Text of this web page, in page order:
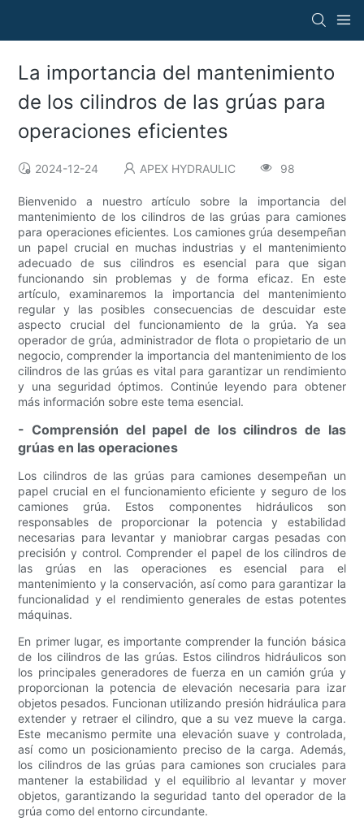
La importancia del mantenimiento
de los cilindros de las grúas para
operaciones eficientes
2024-12-24 APEX HYDRAULIC 98
Bienvenido a nuestro artículo sobre la importancia del
mantenimiento de los cilindros de las grúas para camiones
para operaciones eficientes. Los camiones grúa desempeñan
un papel crucial en muchas industrias y el mantenimiento
adecuado de sus cilindros es esencial para que sigan
funcionando sin problemas y de forma eficaz. En este
artículo, examinaremos la importancia del mantenimiento
regular y las posibles consecuencias de descuidar este
aspecto crucial del funcionamiento de la grúa. Ya sea
operador de grúa, administrador de flota o propietario de un
negocio, comprender la importancia del mantenimiento de los
cilindros de las grúas es vital para garantizar un rendimiento
y una seguridad óptimos. Continúe leyendo para obtener
más información sobre este tema esencial.
- Comprensión del papel de los cilindros de las
grúas en las operaciones
Los cilindros de las grúas para camiones desempeñan un
papel crucial en el funcionamiento eficiente y seguro de los
camiones grúa. Estos componentes hidráulicos son
responsables de proporcionar la potencia y estabilidad
necesarias para levantar y maniobrar cargas pesadas con
precisión y control. Comprender el papel de los cilindros de
las grúas en las operaciones es esencial para el
mantenimiento y la conservación, así como para garantizar la
funcionalidad y el rendimiento generales de estas potentes
máquinas.
En primer lugar, es importante comprender la función básica
de los cilindros de las grúas. Estos cilindros hidráulicos son
los principales generadores de fuerza en un camión grúa y
proporcionan la potencia de elevación necesaria para izar
objetos pesados. Funcionan utilizando presión hidráulica para
extender y retraer el cilindro, que a su vez mueve la carga.
Este mecanismo permite una elevación suave y controlada,
así como un posicionamiento preciso de la carga. Además,
los cilindros de las grúas para camiones son cruciales para
mantener la estabilidad y el equilibrio al levantar y mover
objetos, garantizando la seguridad tanto del operador de la
grúa como del entorno circundante.